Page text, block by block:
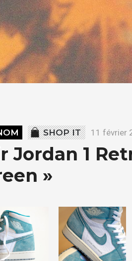
SHOP IT 11 février
Jordan 1
»